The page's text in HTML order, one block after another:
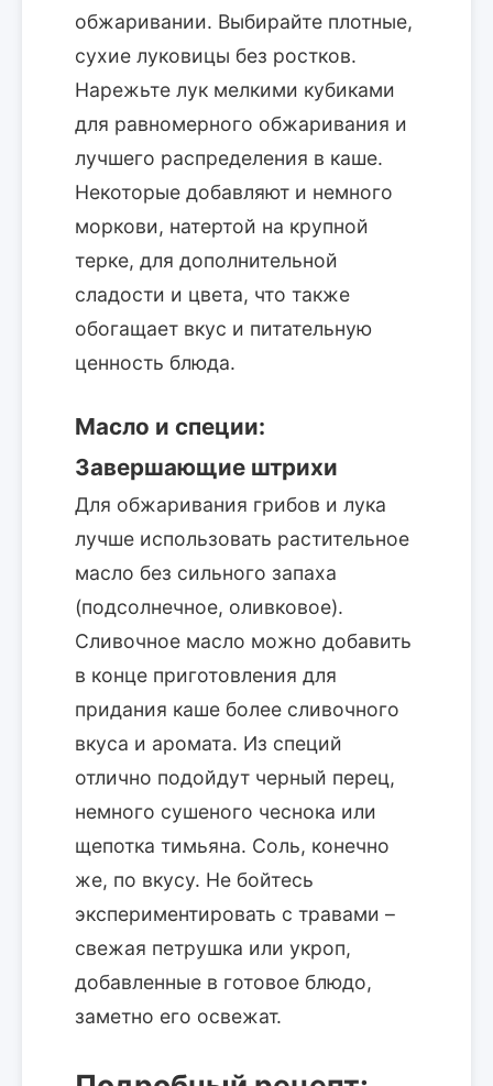
обжаривании. Выбирайте плотные,
сухие луковицы без ростков.
Нарежьте лук мелкими кубиками
для равномерного обжаривания и
лучшего распределения в каше.
Некоторые добавляют и немного
моркови, натертой на крупной
терке, для дополнительной
сладости и цвета, что также
обогащает вкус и питательную
ценность блюда.
Масло и специи:
Завершающие штрихи
Для обжаривания грибов и лука
лучше использовать растительное
масло без сильного запаха
(подсолнечное, оливковое).
Сливочное масло можно добавить
в конце приготовления для
придания каше более сливочного
вкуса и аромата. Из специй
отлично подойдут черный перец,
немного сушеного чеснока или
щепотка тимьяна. Соль, конечно
же, по вкусу. Не бойтесь
экспериментировать с травами –
свежая петрушка или укроп,
добавленные в готовое блюдо,
заметно его освежат.